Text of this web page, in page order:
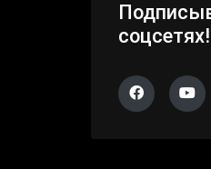
соцсетях!